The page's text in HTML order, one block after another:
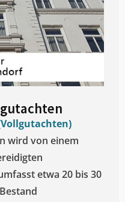
wird von einem
etwa 20 bis 30